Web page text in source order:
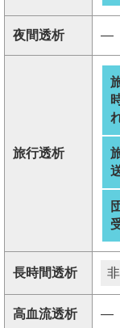
夜間透析 ―
旅行透析
長時間透析
高血流透析 ―